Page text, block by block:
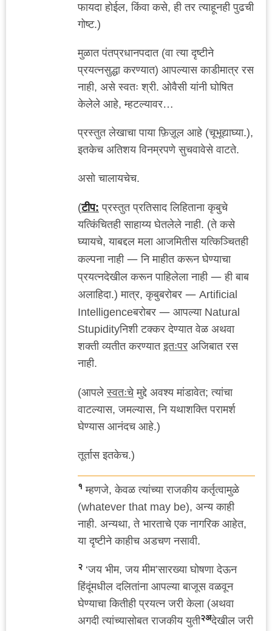
फायदा होईल, किंवा कसे, ही तर त्याहूनही पुढची
गोष्ट.)
मुळात पंतप्रधानपदात (वा त्या दृष्टीने
प्रयत्नसुद्धा करण्यात) आपल्यास काडीमात्र रस
नाही, असे स्वतः श्री. ओवैसी यांनी घोषित
केलेले आहे, म्हटल्यावर…
प्रस्तुत लेखाचा पाया फ़िज़ूल आहे (चूभूद्याघ्या.),
इतकेच अतिशय विनम्रपणे सुचवावेसे वाटते.
असो चालायचेच.
(टीप: प्रस्तुत प्रतिसाद लिहिताना कृबुचे
यत्किंचितही साहाय्य घेतलेले नाही. (ते कसे
घ्यायचे, याबद्दल मला आजमितीस यत्किञ्चितही
कल्पना नाही — नि माहीत करून घेण्याचा
प्रयत्नदेखील करून पाहिलेला नाही — ही बाब
अलाहिदा.) मात्र, कृबुबरोबर — Artificial
Intelligenceबरोबर — आपल्या Natural
Stupidityनिशी टक्कर देण्यात वेळ अथवा
शक्ती व्यतीत करण्यातइतःपर अजिबात रस
नाही.
(आपलेस्वतःचेमुद्दे अवश्य मांडावेत;त्यांचा
वाटल्यास, जमल्यास, नि यथाशक्ति परामर्श
घेण्यास आनंदच आहे.)
तूर्तास इतकेच.)
१ म्हणजे, केवळ त्यांच्या राजकीय कर्तृत्वामुळे
(whatever that may be), अन्य काही
नाही. अन्यथा, ते भारताचे एक नागरिक आहेत,
या दृष्टीने काहीच अडचण नसावी.
२ ‘जय भीम, जय मीम’सारख्या घोषणा देऊन
हिंदूंमधील दलितांना आपल्या बाजूस वळवून
घेण्याचा कितीही प्रयत्न जरी केला (अथवा
अगदी त्यांच्यासोबत राजकीय युती२अदेखील जरी